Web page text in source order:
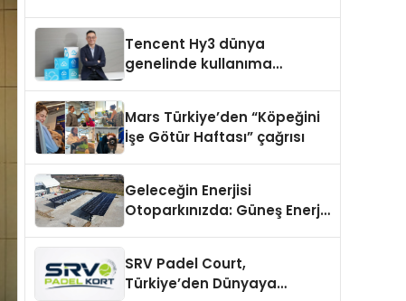
Tencent Hy3 dünya
genelinde kullanıma
Mars Türkiye’den “Köpeğini
İşe Götür Haftası” çağrısı
Geleceğin Enerjisi
Otoparkınızda: Güneş Enerjili
SRV Padel Court,
Türkiye’den Dünyaya